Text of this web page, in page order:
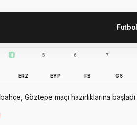
Futbol
4
ERZ
5
EYP
6
FB
7
GS
Göztepe maçı hazırlıklarına başladı